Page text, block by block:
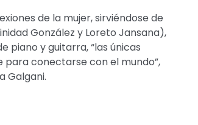
de la mujer, sirviéndose de
González y Loreto Jansana),
piano y guitarra, “las únicas
conectarse con el mundo”,
Galgani.